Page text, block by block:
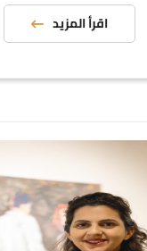
اقرأ المزيد